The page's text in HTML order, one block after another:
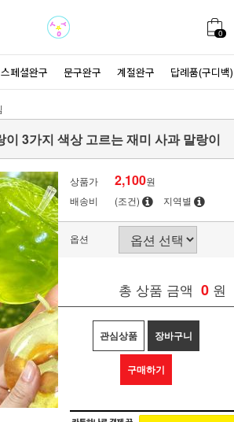
0
스페셜완구 문구완구 계절완구 답례품(구디백)
이 3가지 색상 고르는 재미 사과 말랑이
상품가 2,100원
배송비
(조건) 지역별
옵션
총 상품 금액 0 원
관심상품 장바구니
구매하기